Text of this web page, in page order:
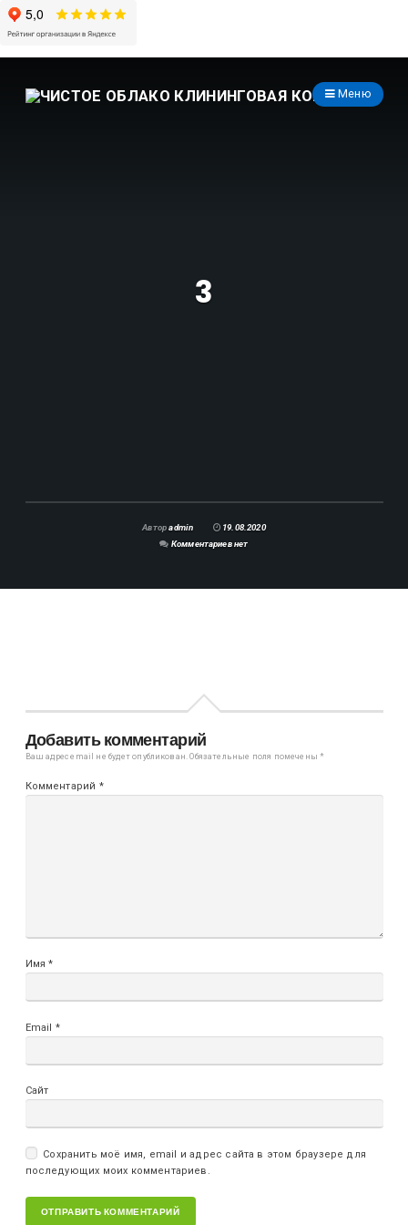
Меню
3
Авторadmin
19.08.2020
Комментариев нет
Добавить комментарий
Ваш адрес email не будет опубликован. Обязательные поля помечены*
Комментарий *
Имя*
Email *
Сайт
Сохранить моё имя, email и адрес сайта в этом браузере для
последующих моих комментариев.